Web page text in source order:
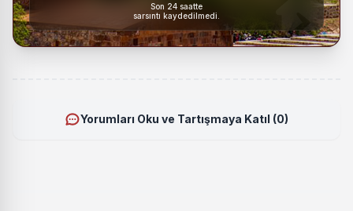
Son 24 saatte
sarsıntı kaydedilmedi.
Yorumları Oku ve Tartışmaya Katıl (0)